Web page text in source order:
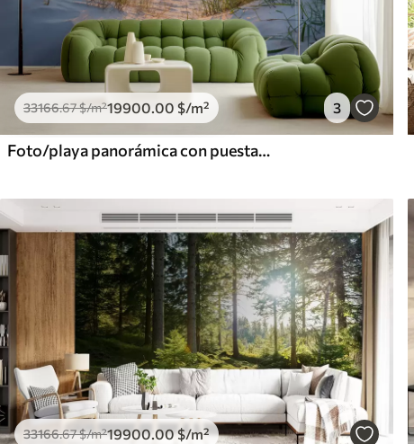
33166.67$/m²19900.00 $/m² 3
Foto/playa panorámica con puesta de sol
33166.67$/m²19900.00$/m²